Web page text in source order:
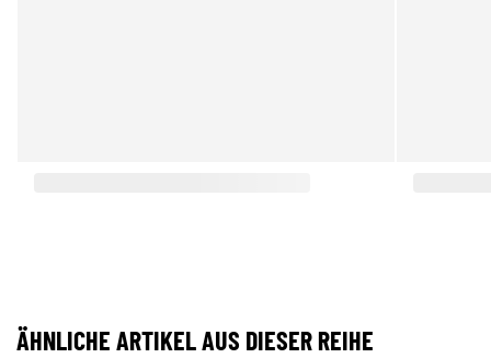
ÄHNLICHE ARTIKEL AUS DIESER REIHE